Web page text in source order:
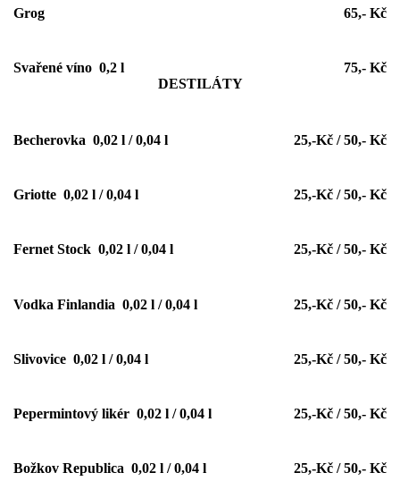
Grog 65,- Kč
Svařené víno 0,2 l
75,- Kč
DESTILÁTY
Becherovka 0,02 l / 0,04 l 25,-Kč / 50,- Kč
Griotte 0,02 l / 0,04 l 25,-Kč / 50,- Kč
Fernet Stock 0,02 l / 0,04 l 25,-Kč / 50,- Kč
Vodka Finlandia 0,02 l / 0,04 l 25,-Kč / 50,- Kč
Slivovice 0,02 l / 0,04 l 25,-Kč / 50,- Kč
Pepermintový likér 0,02 l / 0,04 l 25,-Kč / 50,- Kč
Božkov Republica 0,02 l / 0,04 l 25,-Kč / 50,- Kč